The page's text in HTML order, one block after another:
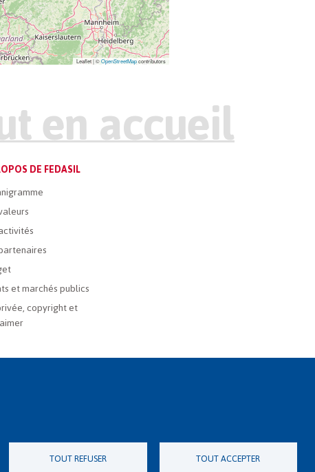
Leaflet | ©OpenStreetMapcontributors
DE FEDASIL
et marchés publics
copyright et
TOUT REFUSER TOUT ACCEPTER